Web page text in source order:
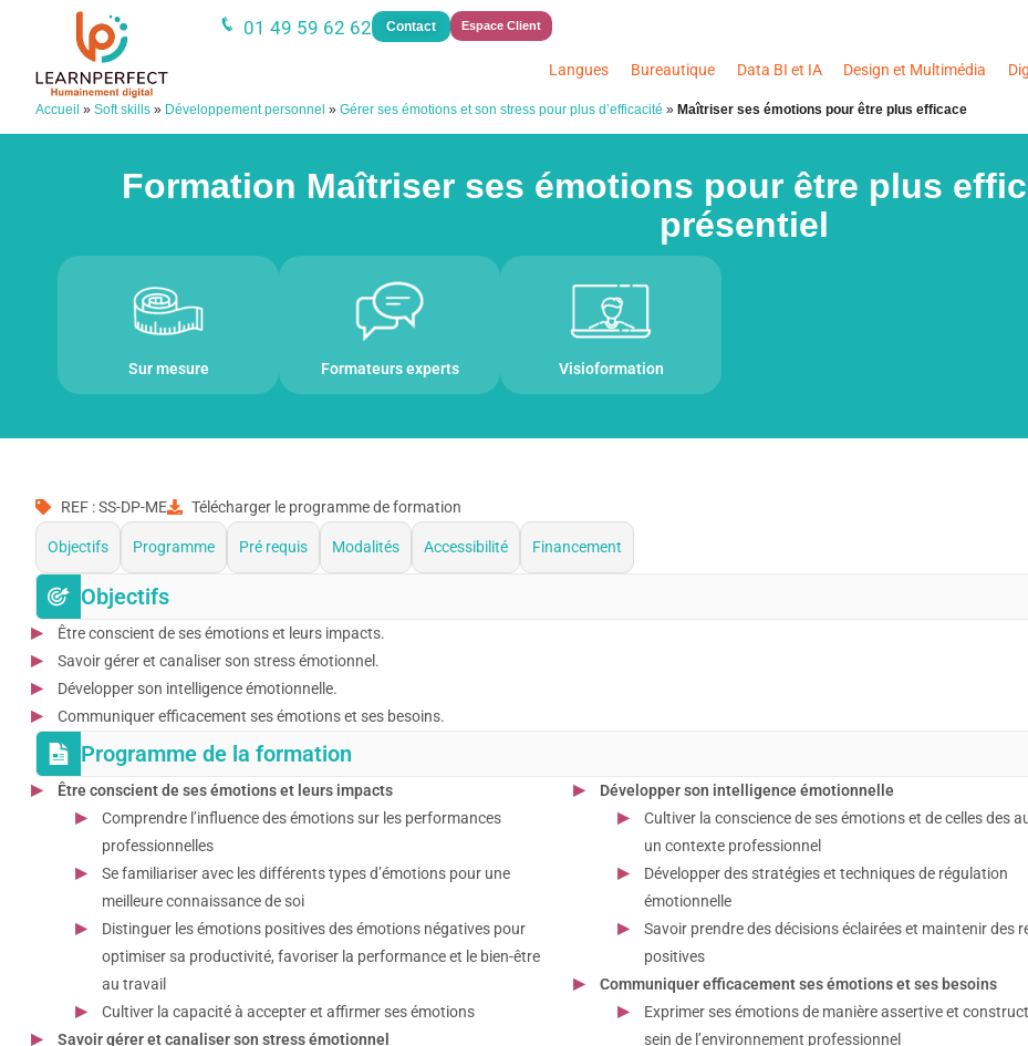
01 49 59 62 62 Contact Espace Client
Langues Bureautique Data BI et IA Design et Multimédia
Accueil » Soft skills » Développement personnel » Gérer ses émotions et son stress pour plus d’efficacité » Maîtriser ses émotions pour être plus efficace
Formation Maîtriser ses émotions pour être plus
présentiel
Sur mesure Formateurs experts Visioformation
REF : SS-DP-ME Télécharger le programme de formation
Objectifs Programme Pré requis Modalités Accessibilité Financement
Objectifs
Être conscient de ses émotions et leurs impacts.
Savoir gérer et canaliser son stress émotionnel.
Développer son intelligence émotionnelle.
Communiquer efficacement ses émotions et ses besoins.
Programme de la formation
Être conscient de ses émotions et leurs impacts
Comprendre l’influence des émotions sur les performances
professionnelles
Se familiariser avec les différents types d’émotions pour une
meilleure connaissance de soi
Distinguer les émotions positives des émotions négatives pour
optimiser sa productivité, favoriser la performance et le bien-être
au travail
Cultiver la capacité à accepter et affirmer ses émotions
Savoir gérer et canaliser son stress émotionnel
Développer son intelligence émotionnelle
Cultiver la conscience de ses émotions et de celles des
un contexte professionnel
Développer des stratégies et techniques de régulation
émotionnelle
Savoir prendre des décisions éclairées et maintenir des
positives
Communiquer efficacement ses émotions et ses besoins
Exprimer ses émotions de manière assertive et
sein de l’environnement professionnel